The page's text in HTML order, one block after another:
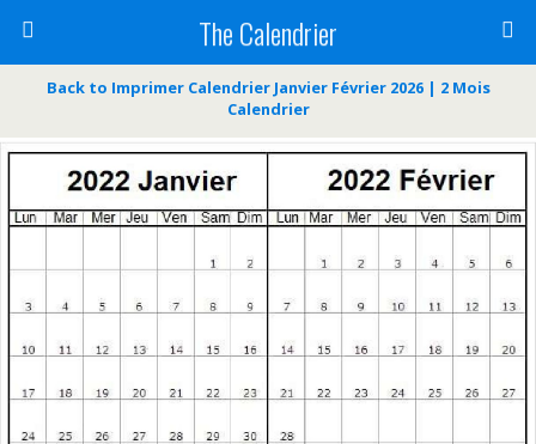
The Calendrier
Back to Imprimer Calendrier Janvier Février 2026 | 2 Mois
Calendrier